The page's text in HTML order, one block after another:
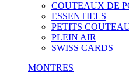
COUTEAUX DE
ESSENTIELS
PETITS
PLEIN AIR
SWISS CARDS
MONTRES